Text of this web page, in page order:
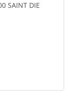
SAINT DIE